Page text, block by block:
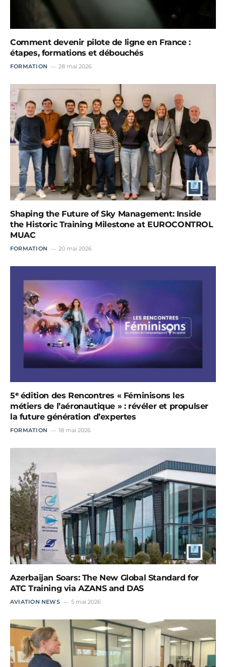
Comment devenir pilote de ligne en France :
étapes, formations et débouchés
FORMATION 28 mai 2026
Shaping the Future of Sky Management: Inside
the Historic Training Milestone at EUROCONTROL
MUAC
FORMATION 20 mai 2026
5ᵉ édition des Rencontres « Féminisons les
métiers de l’aéronautique » : révéler et propulser
la future génération d’expertes
FORMATION 18 mai 2026
Azerbaijan Soars: The New Global Standard for
ATC Training via AZANS and DAS
AVIATION NEWS 5 mai 2026